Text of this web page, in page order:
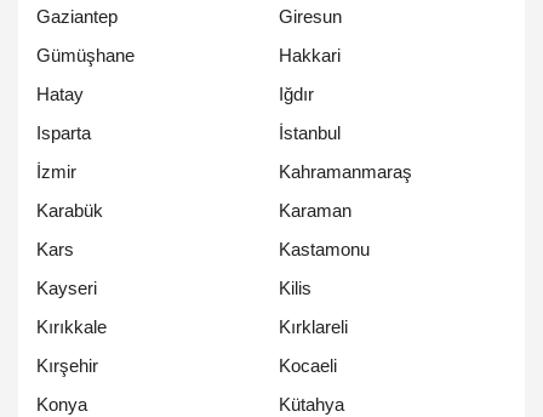
Gaziantep
Giresun
Gümüşhane
Hakkari
Hatay
Iğdır
Isparta
İstanbul
İzmir
Kahramanmaraş
Karabük
Karaman
Kars
Kastamonu
Kayseri
Kilis
Kırıkkale
Kırklareli
Kırşehir
Kocaeli
Konya
Kütahya